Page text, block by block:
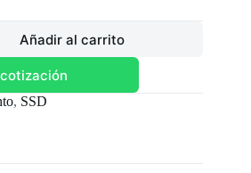
Añadir al carrito
, SSD